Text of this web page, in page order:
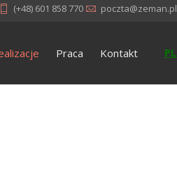
(+48) 601 858 770 poczta@zeman.pl
Praca Kontakt PL